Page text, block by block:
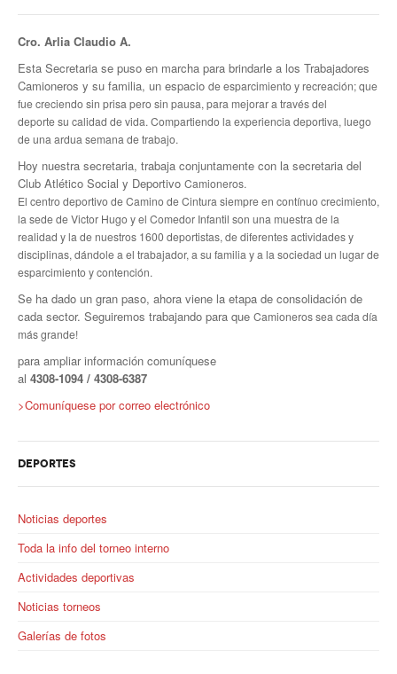
Cro. Arlia Claudio A.
Esta Secretaria se puso en marcha para brindarle a los Trabajadores
Camioneros y su familia, un espacio de esparcimiento y recreación; que
fue creciendo sin prisa pero sin pausa, para mejorar a través del
deportesu calidad de vida. Compartiendo la experiencia deportiva, luego
de una ardua semana de trabajo.
Hoy nuestra secretaria, trabaja conjuntamente con la secretaria del
Club Atlético Social y Deportivo Camioneros.
El centro deportivo de Camino de Cintura siempre en contínuo crecimiento,
la sede de Victor Hugo y el Comedor Infantil son una muestra de la
realidad y la de nuestros 1600 deportistas, de diferentes actividades y
disciplinas, dándole a el trabajador, a su familia y a la sociedad un lugar de
esparcimiento y contención.
Se ha dado un gran paso, ahora viene la etapa de consolidación de
cada sector. Seguiremos trabajando para que Camioneros sea cada día
más grande!
para ampliar información comuníquese
al 4308-1094 / 4308-6387
>Comuníquese por correo electrónico
DEPORTES
Noticias deportes
Toda la info del torneo interno
Actividades deportivas
Noticias torneos
Galerías de fotos